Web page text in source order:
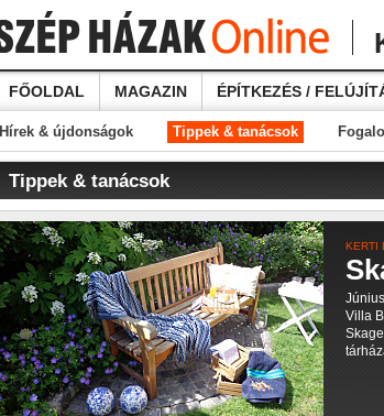
FŐOLDAL MAGAZIN ÉPÍTKEZÉS /
Hírek & újdonságok Tippek & tanácsok
Tippek & tanácsok
KERTI
Villa